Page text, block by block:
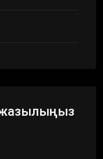
жазылыңыз